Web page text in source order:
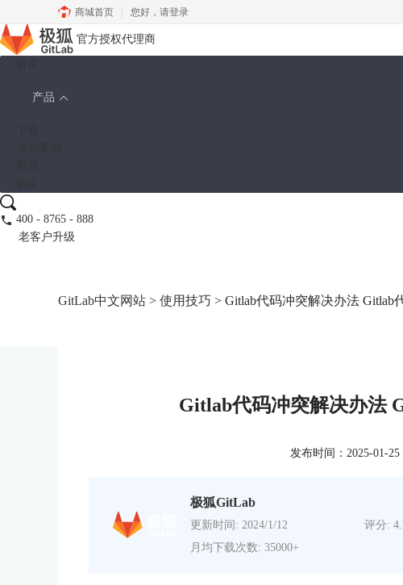
商城首页 您好， 请登录
官方授权代理商
产品
400 - 8765 - 888
老客户升级
GitLab中文网站 > 使用技巧 > Gitlab代码冲突解决办法 Gitlab
Gitlab代码冲突解决办法
发布时间：2025-01-25
极狐GitLab
更新时间: 2024/1/12
评分:
月均下载次数: 35000+